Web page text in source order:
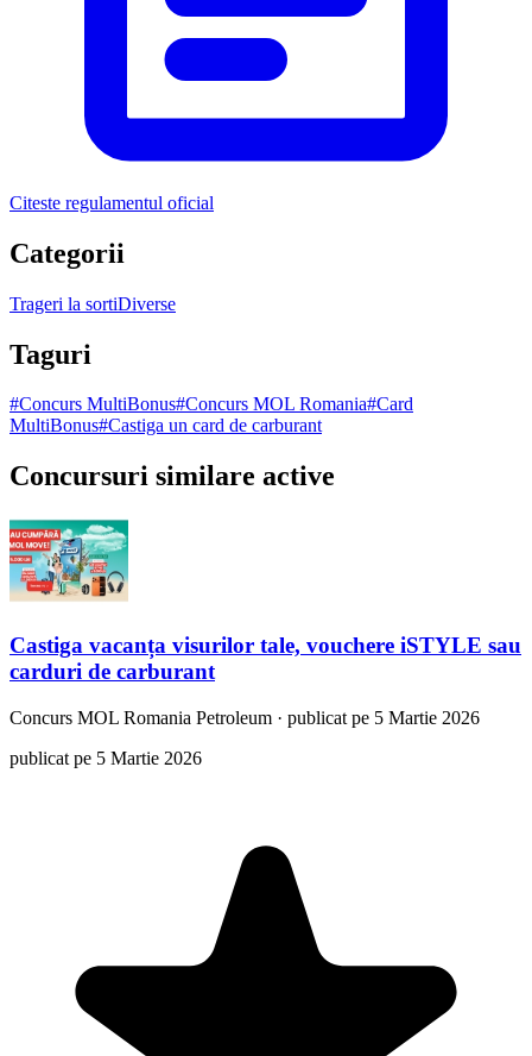
Citeste regulamentul oficial
Categorii
Trageri la sortiDiverse
Taguri
#Concurs MultiBonus#Concurs MOL Romania#Card
MultiBonus#Castiga un card de carburant
Concursuri similare active
Castiga vacanța visurilor tale, vouchere iSTYLE sau
carduri de carburant
Concurs MOL Romania Petroleum · publicat pe 5 Martie 2026
publicat pe 5 Martie 2026